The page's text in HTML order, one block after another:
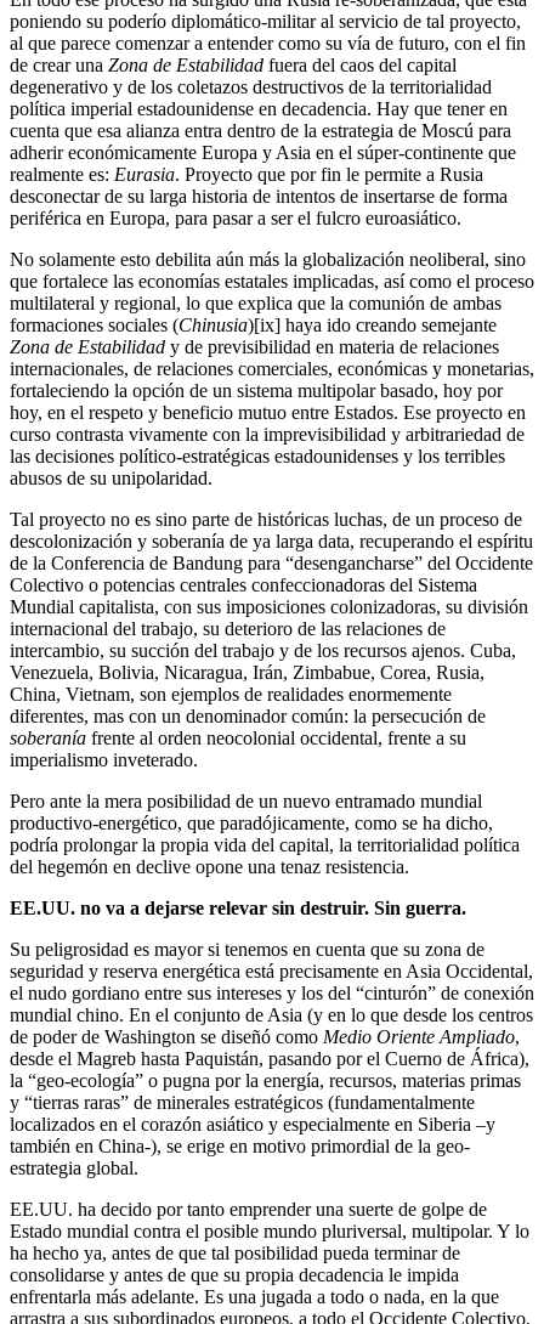
poniendo su poderío diplomático-militar al servicio de tal proyecto,
al que parece comenzar a entender como su vía de futuro, con el fin
de crear una Zona de Estabilidad fuera del caos del capital
degenerativo y de los coletazos destructivos de la territorialidad
política imperial estadounidense en decadencia. Hay que tener en
cuenta que esa alianza entra dentro de la estrategia de Moscú para
adherir económicamente Europa y Asia en el súper-continente que
realmente es: Eurasia. Proyecto que por fin le permite a Rusia
desconectar de su larga historia de intentos de insertarse de forma
periférica en Europa, para pasar a ser el fulcro euroasiático.
No solamente esto debilita aún más la globalización neoliberal, sino
que fortalece las economías estatales implicadas, así como el proceso
multilateral y regional, lo que explica que la comunión de ambas
formaciones sociales (Chinusia)[ix] haya ido creando semejante
Zona de Estabilidad y de previsibilidad en materia de relaciones
internacionales, de relaciones comerciales, económicas y monetarias,
fortaleciendo la opción de un sistema multipolar basado, hoy por
hoy, en el respeto y beneficio mutuo entre Estados. Ese proyecto en
curso contrasta vivamente con la imprevisibilidad y arbitrariedad de
las decisiones político-estratégicas estadounidenses y los terribles
abusos de su unipolaridad.
Tal proyecto no es sino parte de históricas luchas, de un proceso de
descolonización y soberanía de ya larga data, recuperando el espíritu
de la Conferencia de Bandung para “desengancharse” del Occidente
Colectivo o potencias centrales confeccionadoras del Sistema
Mundial capitalista, con sus imposiciones colonizadoras, su división
internacional del trabajo, su deterioro de las relaciones de
intercambio, su succión del trabajo y de los recursos ajenos. Cuba,
Venezuela, Bolivia, Nicaragua, Irán, Zimbabue, Corea, Rusia,
China, Vietnam, son ejemplos de realidades enormemente
diferentes, mas con un denominador común: la persecución de
soberanía frente al orden neocolonial occidental, frente a su
imperialismo inveterado.
Pero ante la mera posibilidad de un nuevo entramado mundial
productivo-energético, que paradójicamente, como se ha dicho,
podría prolongar la propia vida del capital, la territorialidad política
del hegemón en declive opone una tenaz resistencia.
EE.UU. no va a dejarse relevar sin destruir. Sin guerra.
Su peligrosidad es mayor si tenemos en cuenta que su zona de
seguridad y reserva energética está precisamente en Asia Occidental,
el nudo gordiano entre sus intereses y los del “cinturón” de conexión
mundial chino. En el conjunto de Asia (y en lo que desde los centros
de poder de Washington se diseñó como Medio Oriente Ampliado,
desde el Magreb hasta Paquistán, pasando por el Cuerno de África),
la “geo-ecología” o pugna por la energía, recursos, materias primas
y “tierras raras” de minerales estratégicos (fundamentalmente
localizados en el corazón asiático y especialmente en Siberia –y
también en China-), se erige en motivo primordial de la geo-
estrategia global.
EE.UU. ha decido por tanto emprender una suerte de golpe de
Estado mundial contra el posible mundo pluriversal, multipolar. Y lo
ha hecho ya, antes de que tal posibilidad pueda terminar de
consolidarse y antes de que su propia decadencia le impida
enfrentarla más adelante. Es una jugada a todo o nada, en la que
arrastra a sus subordinados europeos, a todo el Occidente Colectivo,